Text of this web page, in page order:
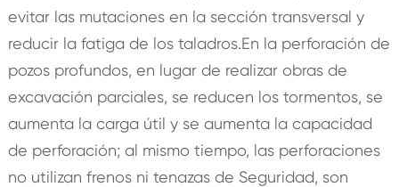
evitar las mutaciones en la sección transversal y
reducir la fatiga de los taladros.En la perforación de
pozos profundos, en lugar de realizar obras de
excavación parciales, se reducen los tormentos, se
aumenta la carga útil y se aumenta la capacidad
de perforación; al mismo tiempo, las perforaciones
no utilizan frenos ni tenazas de Seguridad, son